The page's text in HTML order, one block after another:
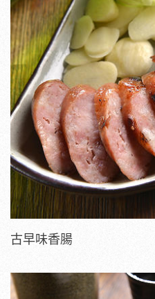
古早味香腸